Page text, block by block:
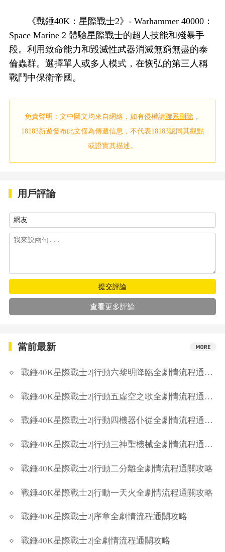
《戰錘40K：星際戰士2》- Warhammer 40000：
Space Marine 2 體驗星際戰士的超人技能和殘暴手
段。利用致命能力和毀滅性武器消滅無窮無盡的泰
倫蟲群。選擇單人或多人模式，在恢弘的第三人稱
戰鬥中保衛帝國。
免責聲明：文中圖文均來自網絡，如有侵權請聯系刪除 ，
18183新遊發布此文僅為傳遞信息，不代表18183認同其觀點
或證實其描述。
用戶評論
提交評論
查看更多評論
當前最新
戰錘40K星際戰士2|行動六黎明降臨全劇情流程通關攻略
戰錘40K星際戰士2|行動五虛空之歌全劇情流程通關攻略
戰錘40K星際戰士2|行動四機器仆從全劇情流程通關攻略
戰錘40K星際戰士2|行動三神聖機械全劇情流程通關攻略
戰錘40K星際戰士2|行動二分離全劇情流程通關攻略
戰錘40K星際戰士2|行動一天火全劇情流程通關攻略
戰錘40K星際戰士2|序章全劇情流程通關攻略
戰錘40K星際戰士2|全劇情流程通關攻略